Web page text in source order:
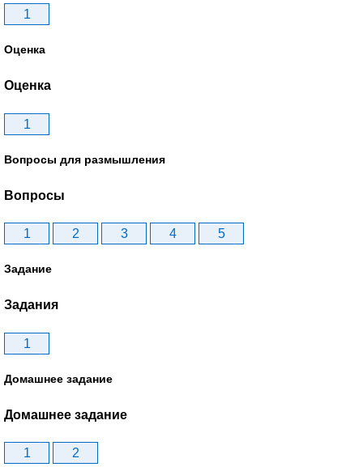
1
Оценка
Оценка
1
Вопросы для размышления
Вопросы
1 2 3 4 5
Задание
Задания
1
Домашнее задание
Домашнее задание
1 2